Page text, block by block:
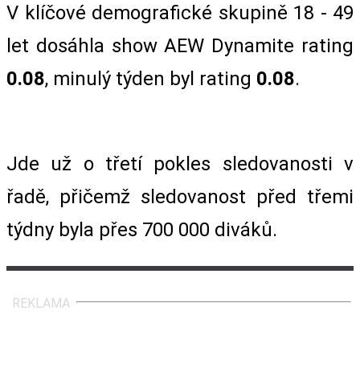
V klíčové demografické skupině 18 - 49
let dosáhla show AEW Dynamite rating
0.08, minulý týden byl rating 0.08.
Jde už o třetí pokles sledovanosti v
řadě, přičemž sledovanost před třemi
týdny byla přes 700 000 diváků.
REKLAMA